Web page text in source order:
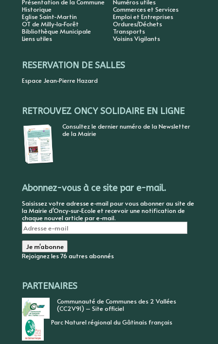
Présentation de la Commune
Historique
Eglise Saint-Martin
OT de Milly-la-Forêt
Bibliothèque Municipale
Liens utiles
Numéros utiles
Commerces et Services
Emploi et Entreprises
Ordures/Déchets
Transports
Voisins Vigilants
RESERVATION DE SALLES
Espace Jean-Pierre Hazard
RETROUVEZ ONCY SOLIDAIRE EN LIGNE
Consultez le dernier numéro de la Newsletter
de la Mairie
Abonnez-vous à ce site par e-mail.
Saisissez votre adresse e-mail pour vous abonner au site de
la Mairie d'Oncy-sur-Ecole et recevoir une notification de
chaque nouvel article par e-mail.
Adresse
e-
mail
Je m'abonne
Rejoignez les 76 autres abonnés
PARTENAIRES
Communauté de Communes des 2 Vallées
(CC2V91) – Site officiel
Parc Naturel régional du Gâtinais français